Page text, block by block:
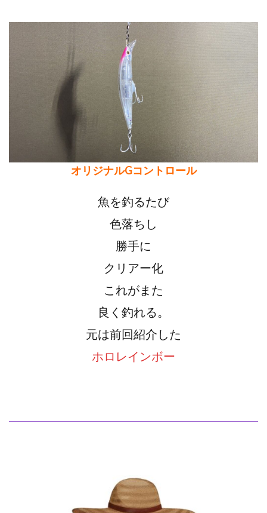
オリジナルGコントロール
魚を釣るたび
色落ちし
勝手に
クリアー化
これがまた
良く釣れる。
元は前回紹介した
ホロレインボー